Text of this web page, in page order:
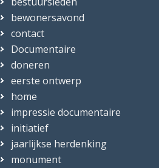
bewonersavond
contact
Documentaire
doneren
eerste ontwerp
home
impressie documentaire
initiatief
jaarlijkse herdenking
monument